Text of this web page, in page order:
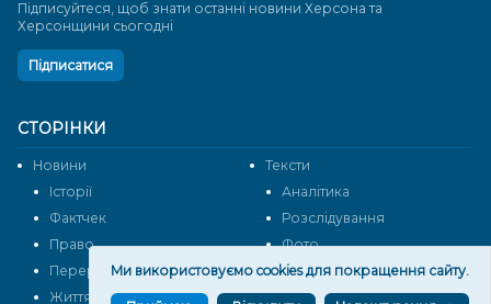
СТОРІНКИ
Новини
Тексти
Історії
Аналітика
Фактчек
Розслідування
Право
Фото
Перерва на каву
Промо
Життя
Блоги
Підписуйтеся, щоб знати останні новини Херсона та
Херсонщини сьогодні
Підписатися
Ми використовуємо cookies для покращення сайту.